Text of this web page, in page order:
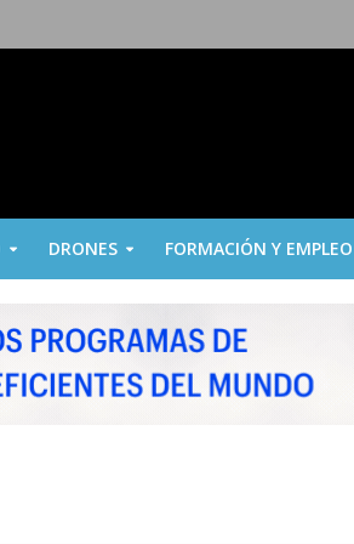
DRONES FORMACIÓN Y EMPLEO